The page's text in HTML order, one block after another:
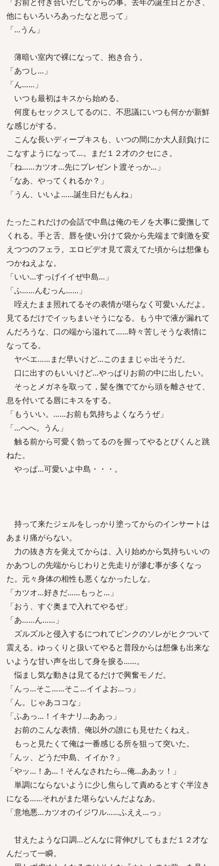
他にもいろいろあったなと思って」
「…うん」
薄暗い室内で裸になって、抱き合う。
「あつし…」
「ん……」
いつも最初はキスから始める。
何度もセックスしてるのに、不思議にいつも何かが新鮮
な感じがする。
こんな長いディープキスも、いつの間にか大人顔負けに
こなすようになって…。まだ１２才のクセにさ。
「ね……カツオ…先にプレゼント渡そっか…」
「なあ、やってくれるか？」
「うん、いいよ……誕生日だもんね」
たったこれだけの会話で中島は俺のモノを大事に愛撫して
くれる。手と舌、唇を使い分けて袋から先端まで刺激を変
えつつのフェラ。エロビデオ見て震えてた頃からは想像も
つかねえよな。
「いい…すっげイイぜ中島…」
「ふ……んむっん……」
咥えたまま照れてるその表情が堪らなく可愛いんだよ。
見てるだけでイッちまいそうになる。もう中で液が漏れて
んだろうな、口の端から溢れて……時々苦しそうな表情に
なってる。
ヤベエ……まだ早いけど…このままじゃ出そうだ。
口に出すのもいいけど…やっぱりお前の中に出したい。
そっとメガネを取って，髪を撫でてから頭を離させて、
息を付いてる唇にキスをする。
「もういい。……お前も気持ちよくなろうぜ」
「…へへ。うん」
触る前から可愛く勃ってるのを握ってやるとぴくんと跳
ねた。
やっぱ…可愛いよ中島・・・。
持って来たジェルをしっかり塗ってからのインサートは
あまり痛がらない。
力の抜き方を覚えてからは、入り始めから気持ちいいの
かあつしの先端からじわりと先走りが滲む事が多くなっ
た。元々身体の相性も悪くなかったしな。
「カツオ…好きだ……もっと…」
「おう、すぐ奥まで入れてやるぜ」
「あ……ん……」
ズルズルと侵入するにつれてピンクのソレがヒクついて
震える。ゆっくりと扱いてやると普段からは想像も出来な
いような甘い声を出して身を捩る……。
悩まし気な動きは見てるだけで興奮モノだ。
「んっ…そこ……そこ…イイよお…っ」
「ん。じゃあココな」
「ふあっ…！イキナリ…ああっ」
お前のこんな表情、俺以外の誰にも見せたくねえ。
もっと見たくて俺は一番感じる所を狙って突いた。
「んッ、どうだ中島、イイか？」
「やッ…！あ…！そんなされたら…俺…ああッ！」
単調にならないように少し焦らして責めるとすぐ半泣き
になる……それがまた堪らないんだよなあ。
「意地悪…カツオのイジワル……ふええ…っ」
甘えたような口調…どんなに背伸びしてもまだ１２才な
んだって一瞬。